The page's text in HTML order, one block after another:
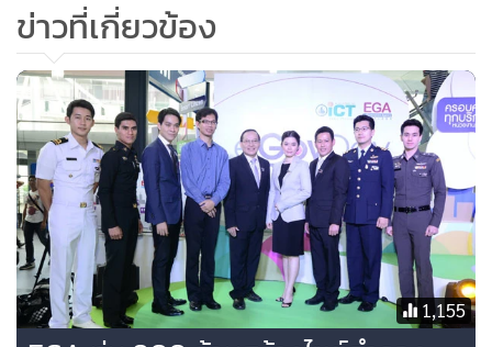
ทั้งนี้ ตลาดเบื้องหลังความบันเทิงเริ่มมีการเติบโตขึ้นมาอย่างต่อ
เนื่อง ในช่วงปีที่ผ่านมา โดยเดลล์เองมีประสบการณ์จากเป็นผู้อยู่
เบื้องหลังความบันเทิงมาอย่างต่อเนื่อง ทั้งการจัดคอนเสิร์ต
Linkin Park วงดนตรีอังกฤษชื่อดัง เบื้องหลังภาพยนตร์เอคโค่ จิ๋ว
ข่าวที่เกี่ยวข้อง
1,155